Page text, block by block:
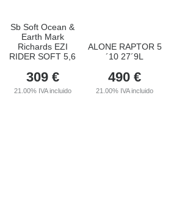
Sb Soft Ocean &
Earth Mark
Richards EZI
RIDER SOFT 5,6
309 €
21.00% IVA incluido
ALONE RAPTOR 5
´10 27´9L
490 €
21.00% IVA incluido